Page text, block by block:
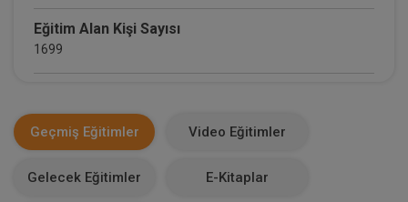
Eğitim Alan Kişi Sayısı
1699
0
0
Geçmiş Eğitimler Video Eğitimler
Gelecek Eğitimler E-Kitaplar